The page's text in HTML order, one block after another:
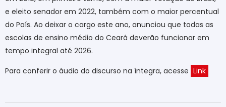
e eleito senador em 2022, também com o maior percentual
do País. Ao deixar o cargo este ano, anunciou que todas as
escolas de ensino médio do Ceará deverão funcionar em
tempo integral até 2026.
Para conferir o áudio do discurso na íntegra, acesse Link